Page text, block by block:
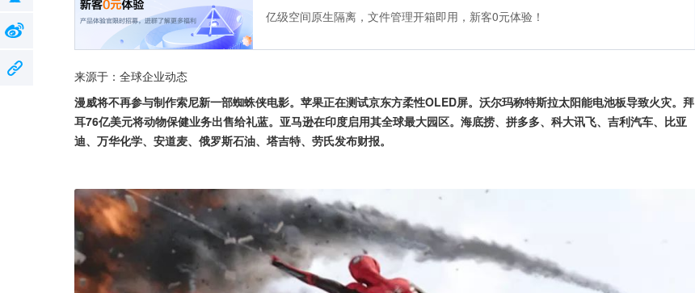
亿级空间原生隔离，文件管理开箱即用，新客0元体验！
来源于：全球企业动态
漫威将不再参与制作索尼新一部蜘蛛侠电影。苹果正在测试京东方柔性OLED屏。沃尔玛称特斯拉太阳能电池板导致火灾。拜
耳76亿美元将动物保健业务出售给礼蓝。亚马逊在印度启用其全球最大园区。海底捞、拼多多、科大讯飞、吉利汽车、比亚
迪、万华化学、安道麦、俄罗斯石油、塔吉特、劳氏发布财报。